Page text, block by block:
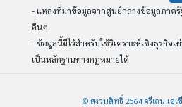
- แหล่งที่มาข้อมูลจากศูนย์กลางข้อมูลภาค
อื่นๆ
- ข้อมูลนี้มีไว้สำหรับใช้วิเคราะห์เชิงธุรกิจเ
เป็นหลักฐานทางกฏหมายได้
© สงวนสิทธิ์ 2564 ครีเดน เอเ